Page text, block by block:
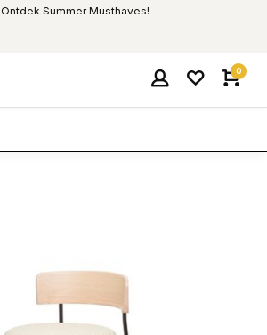
Ontdek Summer Musthaves!
0